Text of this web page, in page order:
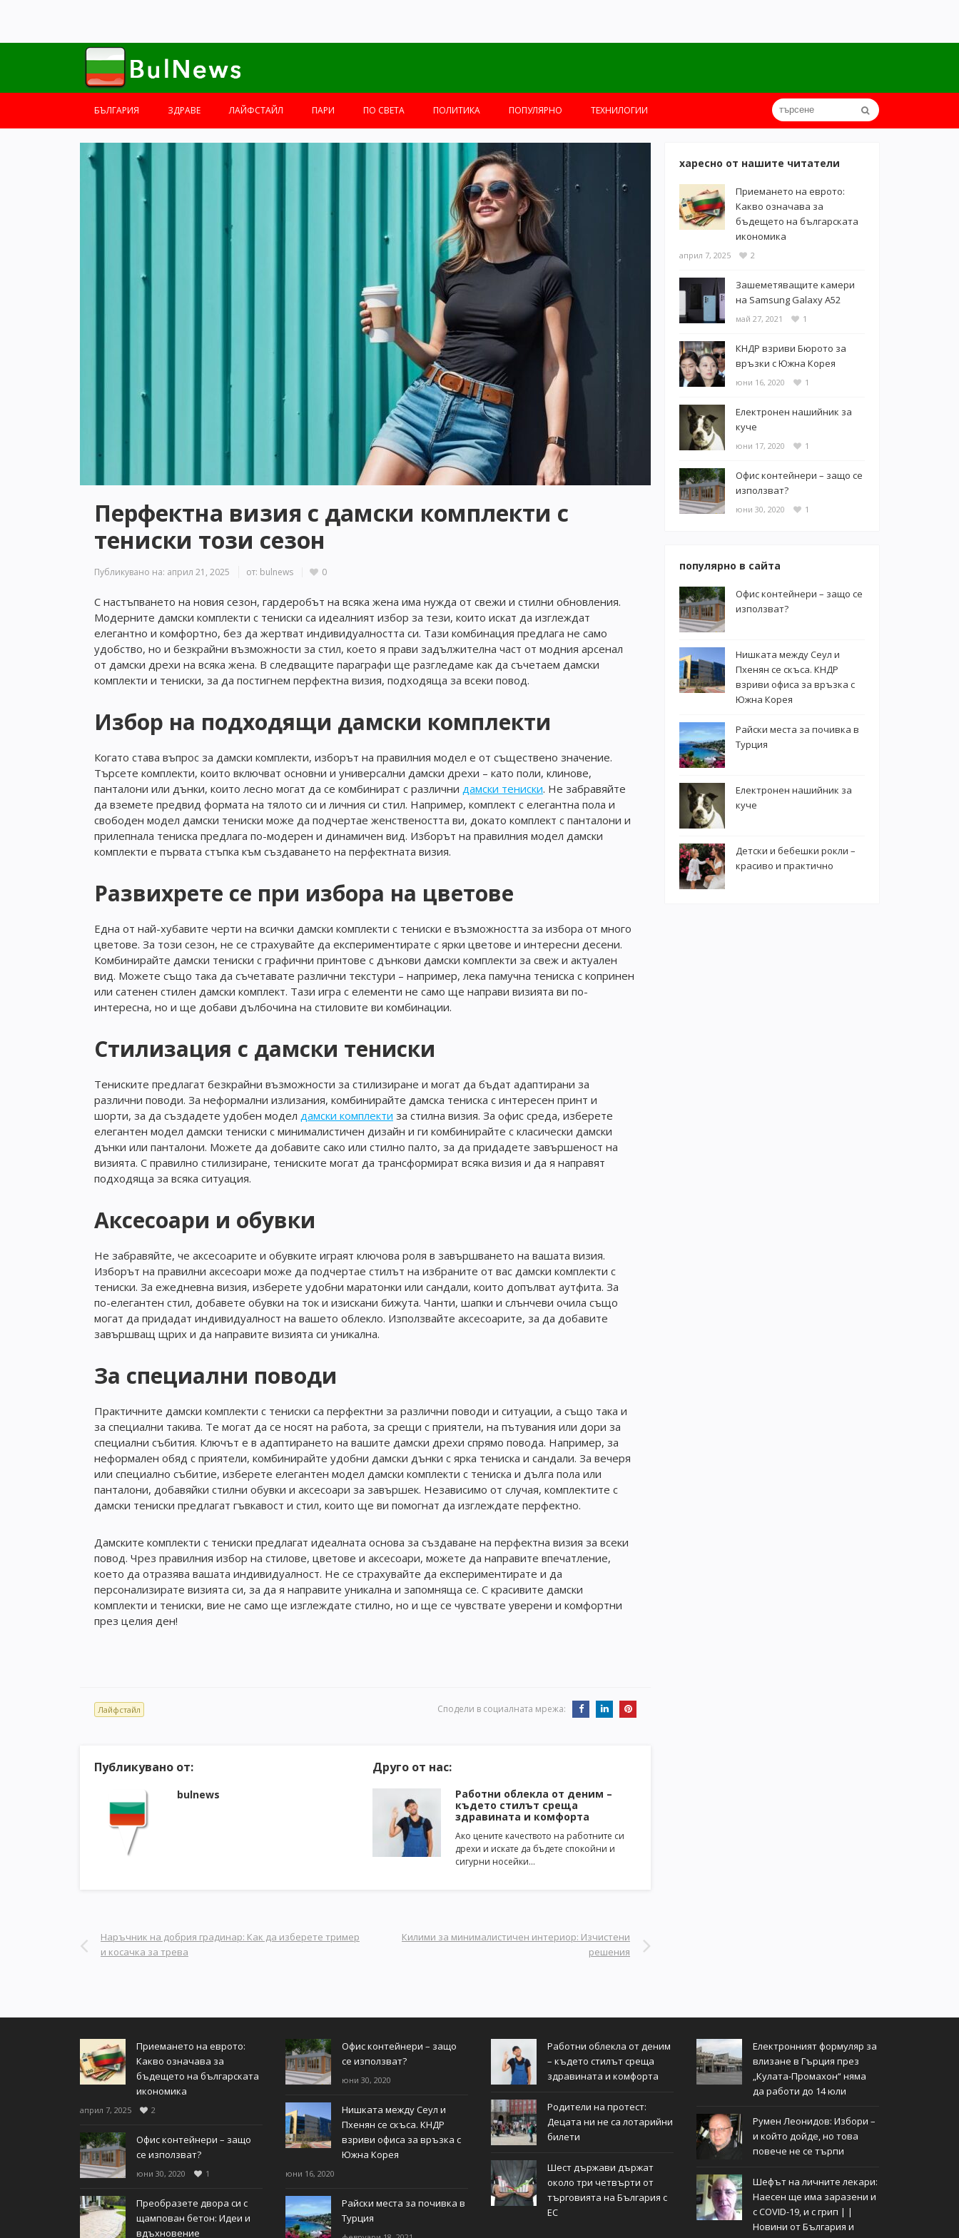
БЪЛГАРИЯ ЗДРАВЕ ЛАЙФСТАЙЛ ПАРИ ПО СВЕТА ПОЛИТИКА ПОПУЛЯРНО ТЕХНИЛОГИИ
Перфектна визия с дамски комплекти с
тениски този сезон
Публикувано на: април 21, 2025 от: bulnews 0
С настъпването на новия сезон, гардеробът на всяка жена има нужда от свежи и стилни обновления.
Модерните дамски комплекти с тениски са идеалният избор за тези, които искат да изглеждат
елегантно и комфортно, без да жертват индивидуалността си. Тази комбинация предлага не само
удобство, но и безкрайни възможности за стил, което я прави задължителна част от модния арсенал
от дамски дрехи на всяка жена. В следващите параграфи ще разгледаме как да съчетаем дамски
комплекти и тениски, за да постигнем перфектна визия, подходяща за всеки повод.
Избор на подходящи дамски комплекти
Когато става въпрос за дамски комплекти, изборът на правилния модел е от съществено значение.
Търсете комплекти, които включват основни и универсални дамски дрехи – като поли, клинове,
панталони или дънки, които лесно могат да се комбинират с различни дамски тениски. Не забравяйте
да вземете предвид формата на тялото си и личния си стил. Например, комплект с елегантна пола и
свободен модел дамски тениски може да подчертае женствеността ви, докато комплект с панталони и
прилепнала тениска предлага по-модерен и динамичен вид. Изборът на правилния модел дамски
комплекти е първата стъпка към създаването на перфектната визия.
Развихрете се при избора на цветове
Една от най-хубавите черти на всички дамски комплекти с тениски е възможността за избора от много
цветове. За този сезон, не се страхувайте да експериментирате с ярки цветове и интересни десени.
Комбинирайте дамски тениски с графични принтове с дънкови дамски комплекти за свеж и актуален
вид. Можете също така да съчетавате различни текстури – например, лека памучна тениска с копринен
или сатенен стилен дамски комплект. Тази игра с елементи не само ще направи визията ви по-
интересна, но и ще добави дълбочина на стиловите ви комбинации.
Стилизация с дамски тениски
Тениските предлагат безкрайни възможности за стилизиране и могат да бъдат адаптирани за
различни поводи. За неформални излизания, комбинирайте дамска тениска с интересен принт и
шорти, за да създадете удобен модел дамски комплекти за стилна визия. За офис среда, изберете
елегантен модел дамски тениски с минималистичен дизайн и ги комбинирайте с класически дамски
дънки или панталони. Можете да добавите сако или стилно палто, за да придадете завършеност на
визията. С правилно стилизиране, тениските могат да трансформират всяка визия и да я направят
подходяща за всяка ситуация.
Аксесоари и обувки
Не забравяйте, че аксесоарите и обувките играят ключова роля в завършването на вашата визия.
Изборът на правилни аксесоари може да подчертае стилът на избраните от вас дамски комплекти с
тениски. За ежедневна визия, изберете удобни маратонки или сандали, които допълват аутфита. За
по-елегантен стил, добавете обувки на ток и изискани бижута. Чанти, шапки и слънчеви очила също
могат да придадат индивидуалност на вашето облекло. Използвайте аксесоарите, за да добавите
завършващ щрих и да направите визията си уникална.
За специални поводи
Практичните дамски комплекти с тениски са перфектни за различни поводи и ситуации, а също така и
за специални такива. Те могат да се носят на работа, за срещи с приятели, на пътувания или дори за
специални събития. Ключът е в адаптирането на вашите дамски дрехи спрямо повода. Например, за
неформален обяд с приятели, комбинирайте удобни дамски дънки с ярка тениска и сандали. За вечеря
или специално събитие, изберете елегантен модел дамски комплекти с тениска и дълга пола или
панталони, добавяйки стилни обувки и аксесоари за завършек. Независимо от случая, комплектите с
дамски тениски предлагат гъвкавост и стил, които ще ви помогнат да изглеждате перфектно.
Дамските комплекти с тениски предлагат идеалната основа за създаване на перфектна визия за всеки
повод. Чрез правилния избор на стилове, цветове и аксесоари, можете да направите впечатление,
което да отразява вашата индивидуалност. Не се страхувайте да експериментирате и да
персонализирате визията си, за да я направите уникална и запомняща се. С красивите дамски
комплекти и тениски, вие не само ще изглеждате стилно, но и ще се чувствате уверени и комфортни
през целия ден!
Лайфстайл Сподели в социалната мрежа:
Публикувано от:
bulnews
Друго от нас:
Работни облекла от деним –
където стилът среща
здравината и комфорта
Ако цените качеството на работните си
дрехи и искате да бъдете спокойни и
сигурни носейки…
Наръчник на добрия градинар: Как да изберете тример
и косачка за трева
Килими за минималистичен интериор: Изчистени
решения
харесно от нашите читатели
Приемането на еврото:
Какво означава за
бъдещето на българската
икономика
април 7, 2025 2
Зашеметяващите камери
на Samsung Galaxy A52
май 27, 2021 1
КНДР взриви Бюрото за
връзки с Южна Корея
юни 16, 2020 1
Електронен нашийник за
куче
юни 17, 2020 1
Офис контейнери – защо се
използват?
юни 30, 2020 1
популярно в сайта
Офис контейнери – защо се
използват?
Нишката между Сеул и
Пхенян се скъса. КНДР
взриви офиса за връзка с
Южна Корея
Райски места за почивка в
Турция
Електронен нашийник за
куче
Детски и бебешки рокли –
красиво и практично
Приемането на еврото:
Какво означава за
бъдещето на българската
икономика
април 7, 2025 2
Офис контейнери – защо
се използват?
юни 30, 2020 1
Преобразете двора си с
щампован бетон: Идеи и
вдъхновение
Офис контейнери – защо
се използват?
юни 30, 2020
Нишката между Сеул и
Пхенян се скъса. КНДР
взриви офиса за връзка с
Южна Корея
юни 16, 2020
Райски места за почивка в
Турция
Работни облекла от деним
– където стилът среща
здравината и комфорта
Родители на протест:
Децата ни не са лотарийни
билети
Шест държави държат
около три четвърти от
търговията на България с
ЕС
Електронният формуляр за
влизане в Гърция през
„Кулата-Промахон“ няма
да работи до 14 юли
Румен Леонидов: Избори –
и който дойде, но това
повече не се търпи
Шефът на личните лекари:
Наесен ще има заразени и
с COVID-19, и с грип | |
Новини от България и